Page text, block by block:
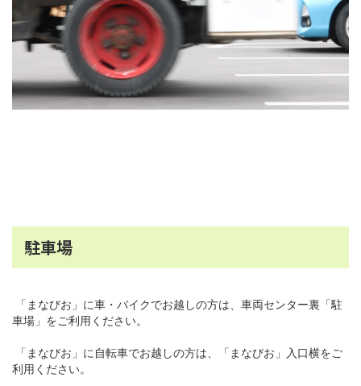
駐車場
「まなびお」に車・バイクでお越しの方は、車両センター裏「駐
車場」をご利用ください。
「まなびお」に自転車でお越しの方は、「まなびお」入口横をご
利用ください。